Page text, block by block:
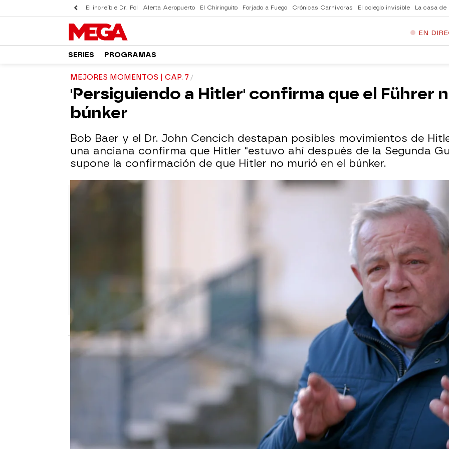
El increíble Dr. Pol Alerta Aeropuerto El Chiringuito Forjado a Fuego Crónicas Carnívoras El colegio invisible La casa de
EN
SERIES PROGRAMAS
MEJORES MOMENTOS | CAP. 7
'Persiguiendo a Hitler' confirma que el Führer
búnker
Bob Baer y el Dr. John Cencich destapan posibles movimientos de
una anciana confirma que Hitler "estuvo ahí después de la Segunda
supone la confirmación de que Hitler no murió en el búnker.
mega
WhatsappFacebook
X
A raíz de algunos de los archivos desclasificados del FBI, Bob
Baer y el Dr. John Cencich destapan posibles movimientos de
Hitler en Argentina, donde podría haber operado a través de
uno de los hoteles más lujosos de la zona, el ya abandonado
'Hotel Edén'.